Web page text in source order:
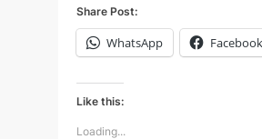
Share Post:
WhatsApp Facebook
Like this:
Loading...